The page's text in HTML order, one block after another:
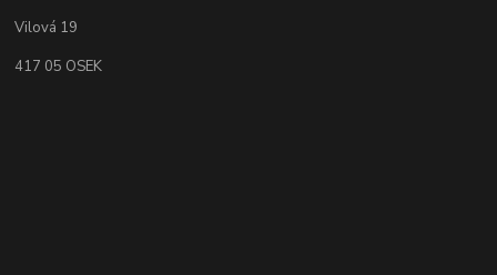
Vilová 19
417 05 OSEK